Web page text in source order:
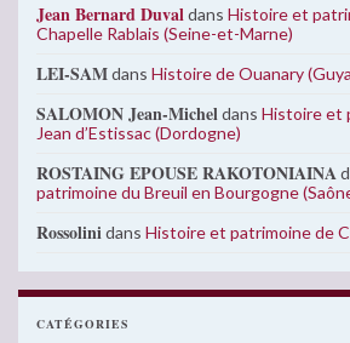
Jean Bernard Duvaldans Histoire et
Chapelle Rablais (Seine-et-Marne)
LEI-SAMdans Histoire de Ouanary
SALOMON Jean-Micheldans Histoire et
Jean d’Estissac (Dordogne)
ROSTAING EPOUSE RAKOTONIAINA
patrimoine du Breuil en Bourgogne
Rossolinidans Histoire et patrimoine de
CATÉGORIES